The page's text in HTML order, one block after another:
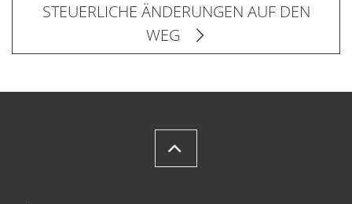
STEUERLICHE ÄNDERUNGEN AUF DEN
WEG